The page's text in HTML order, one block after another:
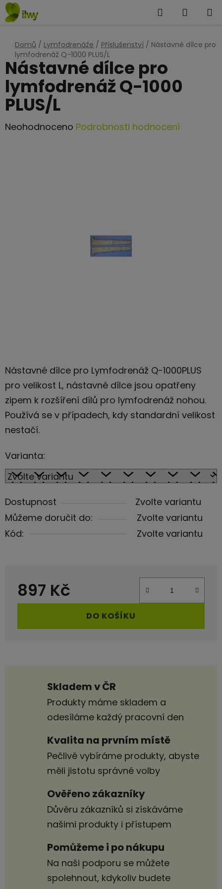
Přejít
na
Hledat
Domů / Lymfodrenáže / Příslušenství / Nástavné dílce pro
lymfodrenáž Q-1000 PLUS/L
Nástavné dílce pro Lymfodrenáž Q-1000PLUS
pro velikost L, nástavné dílce jsou opatřeny
zipem k rozšíření dílů pro lymfodrenáž nohou.
Používá se v případech, kdy standardní velikost
nestačí.
Varianta:
Dostupnost
Zvolte variantu
Můžeme doručit do:
Zvolte variantu
Kód:
Zvolte variantu
897 Kč
Měrná cena:
DO KOŠÍKU
Nástavné dílce pro
lymfodrenáž Q-1000
PLUS/L
Průměrné
Neohodnoceno Podrobnosti hodnocení
Skladem v ČR
Produkty máme skladem a
odesíláme každý pracovní den
Kvalita na prvním místě
Pečlivě vybíráme produkty, abyste
měli jistotu správné volby
Ověřeno zákazníky
Důvěru zákazníků si získáváme
našimi produkty i přístupem
Pomůžeme i po nákupu
Na naši podporu se můžete
spolehnout, kdykoliv budete